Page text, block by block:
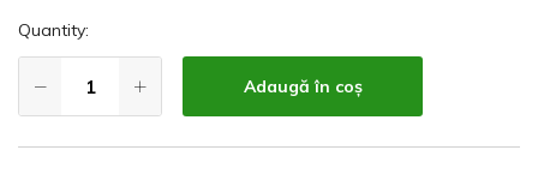
Quantity:
Adaugă în coș